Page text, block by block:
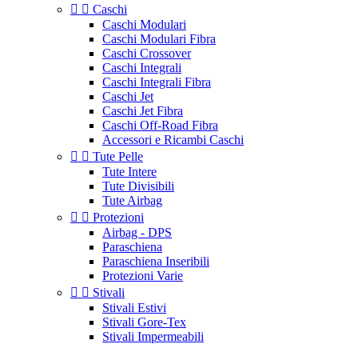
  Caschi
Caschi Modulari
Caschi Modulari Fibra
Caschi Crossover
Caschi Integrali
Caschi Integrali Fibra
Caschi Jet
Caschi Jet Fibra
Caschi Off-Road Fibra
Accessori e Ricambi Caschi
  Tute Pelle
Tute Intere
Tute Divisibili
Tute Airbag
  Protezioni
Airbag - DPS
Paraschiena
Paraschiena Inseribili
Protezioni Varie
  Stivali
Stivali Estivi
Stivali Gore-Tex
Stivali Impermeabili